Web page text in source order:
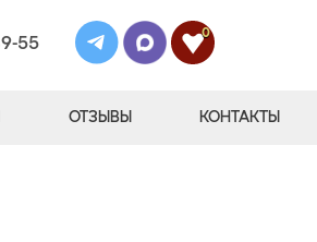
55
0
ОТЗЫВЫ КОНТАКТЫ